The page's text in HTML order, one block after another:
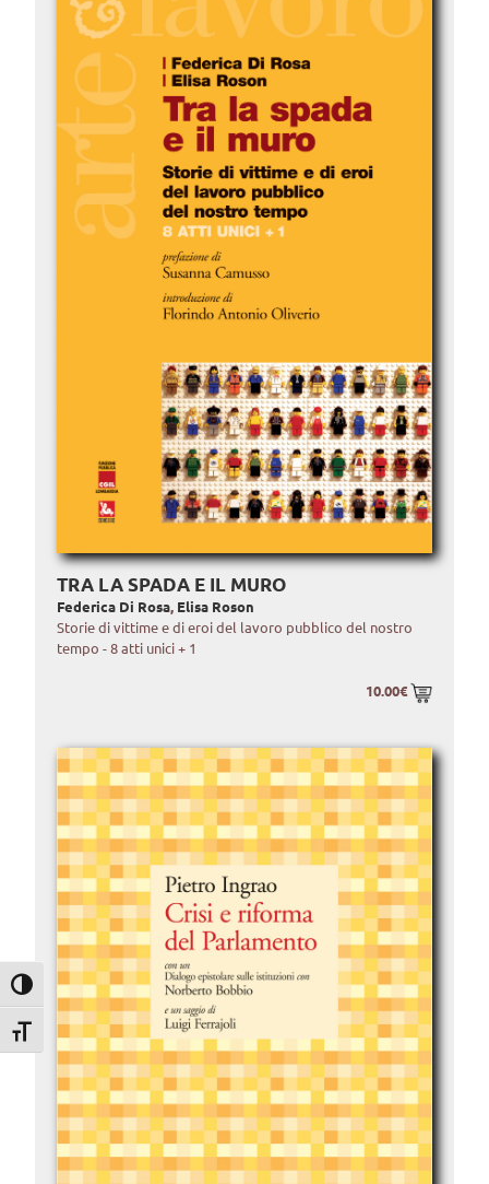
Attiva/disattiva alto contrasto
Attiva/disattiva dimensione testo
TRA LA SPADA E IL MURO
Federica Di Rosa, Elisa Roson
Storie di vittime e di eroi del lavoro pubblico del nostro
tempo - 8 atti unici + 1
10.00€